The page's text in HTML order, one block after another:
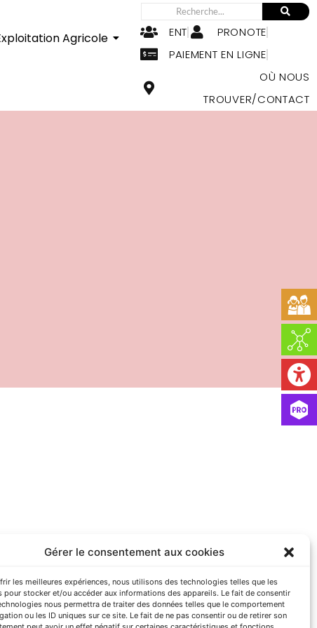
Gérer le consentement aux cookies
les meilleures expériences, nous utilisons des technologies telles que les
pour stocker et/ou accéder aux informations des appareils. Le fait de consentir
nous permettra de traiter des données telles que le comportement
ou les ID uniques sur ce site. Le fait de ne pas consentir ou de retirer son
Agricole ENT
PRONOTE
PAIEMENT EN LIGNE
OÙ NOUS
TROUVER/CONTACT
– Tèl. : 05 65 77 75 00
avec ses conditions d’utilisation.